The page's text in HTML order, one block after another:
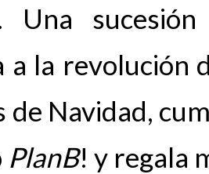
Una
a la revolución
de Navidad,
PlanB! y regala